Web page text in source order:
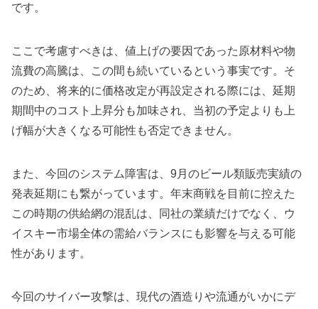
です。
ここで考慮すべきは、値上げの要因であった原材料や物
流費の高騰は、この間も続いているという事実です。そ
のため、将来的に価格改定が再設定される際には、延期
期間中のコスト上昇分も加味され、当初の予定よりも上
げ幅が大きくなる可能性も否定できません。
また、今回のシステム障害は、9月のビール類販売実績の
発表延期にも繋がっています。年末商戦を目前に控えた
この時期の供給網の混乱は、同社の業績だけでなく、ウ
イスキー市場全体の需給バランスにも影響を与える可能
性があります。
今回のサイバー攻撃は、現代の酒造りや流通がいかにデ